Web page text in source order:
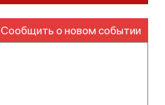
Сообщить о новом событии